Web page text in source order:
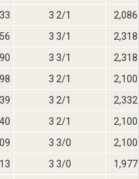
3 2/1
2,086
3 3/1
2,318
3 3/1
2,318
3 2/1
2,100
3 2/1
2,332
3 2/1
2,100
3 3/0
2,100
3 3/0
1,977